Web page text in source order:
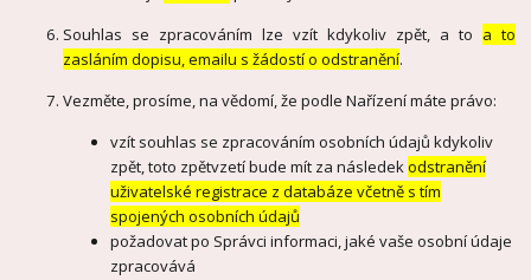
Souhlas se zpracováním lze vzít kdykoliv zpět, a to a to
zasláním dopisu, emailu s žádostí o odstranění.
Vezměte, prosíme, na vědomí, že podle Nařízení máte právo:
vzít souhlas se zpracováním osobních údajů kdykoliv
zpět, toto zpětvzetí bude mít za následekodstranění
uživatelské registrace z databáze včetně s tím
spojených osobních údajů
požadovat po Správci informaci, jaké vaše osobní údaje
zpracovává